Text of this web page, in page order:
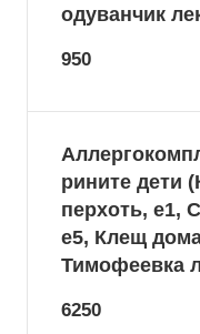
одуванчик
950
рините дети
перхоть, e1,
e5, Клещ
Тимофеевка
6250